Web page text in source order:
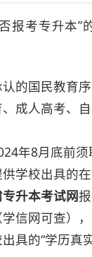
报考专升本”
认的国民教育
成人高考、
年8月底前
学校出具的在
升本考试网
信网可查）
具的“学历真